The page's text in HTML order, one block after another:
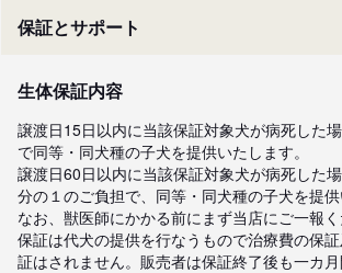
保証とサポート
生体保証内容
譲渡日15日以内に当該保証対象犬が病死した
で同等・同犬種の子犬を提供いたします。
譲渡日60日以内に当該保証対象犬が病死した
分の１のご負担で、同等・同犬種の子犬を提供
なお、獣医師にかかる前にまず当店にご一報く
保証は代犬の提供を行なうもので治療費の保
証はされません。販売者は保証終了後も一カ